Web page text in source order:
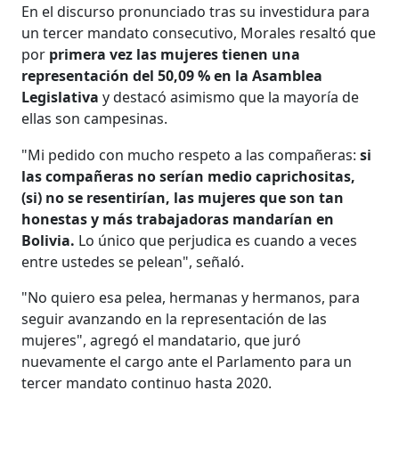
En el discurso pronunciado tras su investidura para
un tercer mandato consecutivo, Morales resaltó que
por primera vez las mujeres tienen una
representación del 50,09 % en la Asamblea
Legislativay destacó asimismo que la mayoría de
ellas son campesinas.
"Mi pedido con mucho respeto a las compañeras: si
las compañeras no serían medio caprichositas,
(si) no se resentirían, las mujeres que son tan
honestas y más trabajadoras mandarían en
Bolivia. Lo único que perjudica es cuando a veces
entre ustedes se pelean", señaló.
"No quiero esa pelea, hermanas y hermanos, para
seguir avanzando en la representación de las
mujeres", agregó el mandatario, que juró
nuevamente el cargo ante el Parlamento para un
tercer mandato continuo hasta 2020.